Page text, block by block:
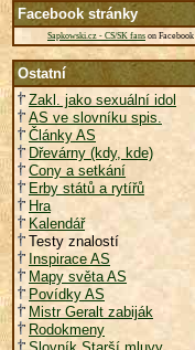
Facebook stránky
Sapkowski.cz - CS/SK fans on Facebook
Ostatní
Zakl. jako sexuální idol
AS ve slovníku spis.
Články AS
Dřevárny (kdy, kde)
Cony a setkání
Erby států a rytířů
Hra
Kalendář
Testy znalostí
Inspirace AS
Mapy světa AS
Povídky AS
Mistr Geralt zabiják
Rodokmeny